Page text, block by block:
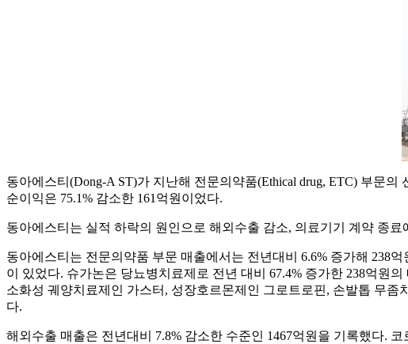
동아에스티(Dong-A ST)가 지난해 전문의약품(Ethical drug, ETC) 부문
순이익은 75.1% 감소한 161억원이었다.
동아에스티는 실적 하락의 원인으로 해외수출 감소, 의료기기 계약 종
동아에스티는 전문의약품 부문 매출에서는 전년대비 6.6% 증가해 238억
이 있었다. 슈가논은 당뇨병치료제로 전년 대비 67.4% 증가한 238억원
소화성 궤양치료제인 가스터, 성장호르몬제인 그로트로핀, 손발톱 무좀
다.
해외수출 매출은 전년대비 7.8% 감소한 수준인 1467억원을 기록했다.